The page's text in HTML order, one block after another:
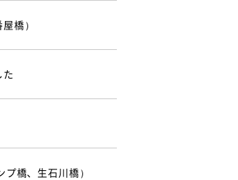
橋）
た
橋、生石川橋）